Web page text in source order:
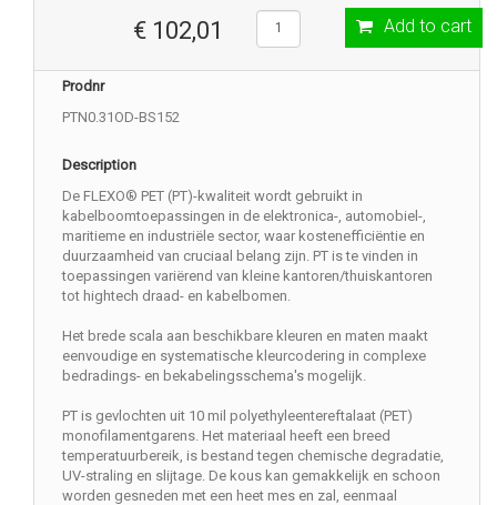
€ 102,01 Add to cart
Prodnr
PTN0.31OD-BS152
Description
De FLEXO® PET (PT)-kwaliteit wordt gebruikt in
kabelboomtoepassingen in de elektronica-, automobiel-,
maritieme en industriële sector, waar kostenefficiëntie en
duurzaamheid van cruciaal belang zijn. PT is te vinden in
toepassingen variërend van kleine kantoren/thuiskantoren
tot hightech draad- en kabelbomen.
Het brede scala aan beschikbare kleuren en maten maakt
eenvoudige en systematische kleurcodering in complexe
bedradings- en bekabelingsschema's mogelijk.
PT is gevlochten uit 10 mil polyethyleentereftalaat (PET)
monofilamentgarens. Het materiaal heeft een breed
temperatuurbereik, is bestand tegen chemische degradatie,
UV-straling en slijtage. De kous kan gemakkelijk en schoon
worden gesneden met een heet mes en zal, eenmaal